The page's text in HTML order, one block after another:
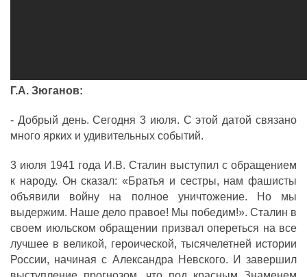
Г.А. Зюганов:
- Добрый день. Сегодня 3 июля. С этой датой связано
много ярких и удивительных событий.
3 июля 1941 года И.В. Сталин выступил с обращением
к народу. Он сказал: «Братья и сестры, нам фашисты
объявили войну на полное уничтожение. Но мы
выдержим. Наше дело правое! Мы победим!». Сталин в
своем июльском обращении призвал опереться на все
лучшее в великой, героической, тысячелетней истории
России, начиная с Александра Невского. И завершил